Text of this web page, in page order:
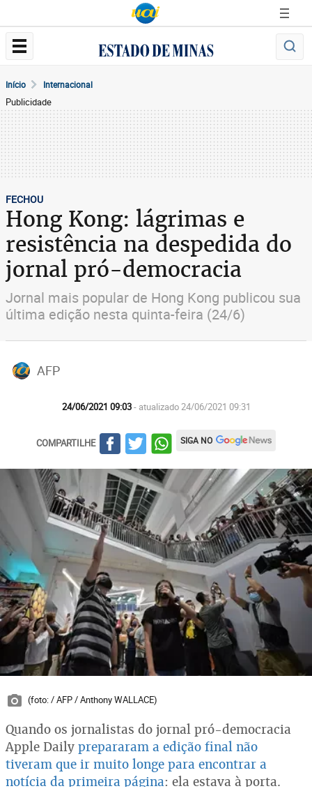
Início Internacional
Publicidade
FECHOU
Hong Kong: lágrimas e
resistência na despedida do
jornal pró-democracia
Jornal mais popular de Hong Kong publicou sua
última edição nesta quinta-feira (24/6)
AFP
24/06/2021 09:03- atualizado 24/06/2021 09:31
COMPARTILHE SIGA NO
(foto: / AFP / Anthony WALLACE)
Quando os jornalistas do jornal pró-democracia
Apple Daily prepararam a edição final não
tiveram que ir muito longe para encontrar a
notícia da primeira página: ela estava à porta.